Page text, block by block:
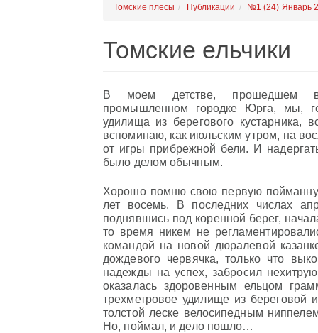
Томские плесы Публикации №1 (24) Январь
Томские ельчики
В моем детстве, прошедшем в
промышленном городке Юрга, мы,
удилища из берегового кустарника,
вспоминаю, как июльским утром, на
от игры прибрежной бели. И
было делом обычным.
Хорошо помню свою первую
лет восемь. В последних числах
поднявшись под коренной берег,
то время никем не
командой на новой дюралевой
дождевого червячка, только что
надежды на успех, забросил
оказалась здоровенным ельцом
трехметровое удилище из береговой
толстой леске велосипедным
Но, поймал, и дело пошло…